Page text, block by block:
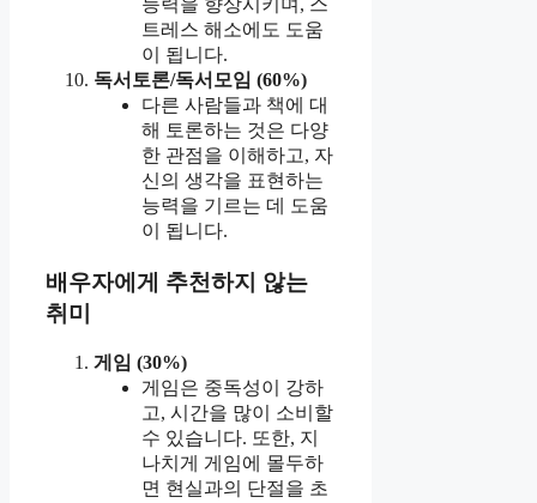
트레스 해소에도 도움
이 됩니다.
독서토론/독서모임 (60%)
다른 사람들과 책에 대
해 토론하는 것은 다양
한 관점을 이해하고, 자
신의 생각을 표현하는
능력을 기르는 데 도움
이 됩니다.
배우자에게 추천하지 않는
취미
게임 (30%)
게임은 중독성이 강하
고, 시간을 많이 소비할
수 있습니다. 또한, 지
나치게 게임에 몰두하
면 현실과의 단절을 초